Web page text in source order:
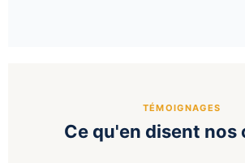
TÉMOIGNAGES
Ce qu'en disent nos